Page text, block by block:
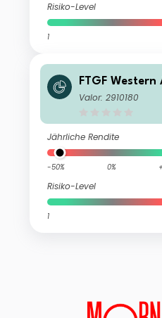
Risiko-Level
1
FTGF
d Fund Class
Valor: 2910180
Jährliche Rendite
-50% 0%
Risiko-Level
1